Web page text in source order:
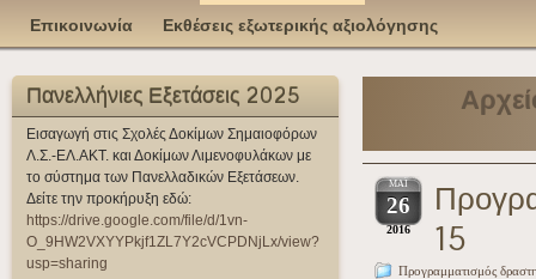
Επικοινωνία Εκθέσεις εξωτερικής αξιολόγησης
Πανελλήνιες Εξετάσεις 2025
Εισαγωγή στις Σχολές Δοκίμων Σημαιοφόρων
Λ.Σ.-ΕΛ.ΑΚΤ. και Δοκίμων Λιμενοφυλάκων με
το σύστημα των Πανελλαδικών Εξετάσεων.
Δείτε την προκήρυξη εδώ:
https://drive.google.com/file/d/1vn-
O_9HW2VXYYPkjf1ZL7Y2cVCPDNjLx/view?
usp=sharing
ΜΆΙ
26
2016
15
Προγραμματισμός